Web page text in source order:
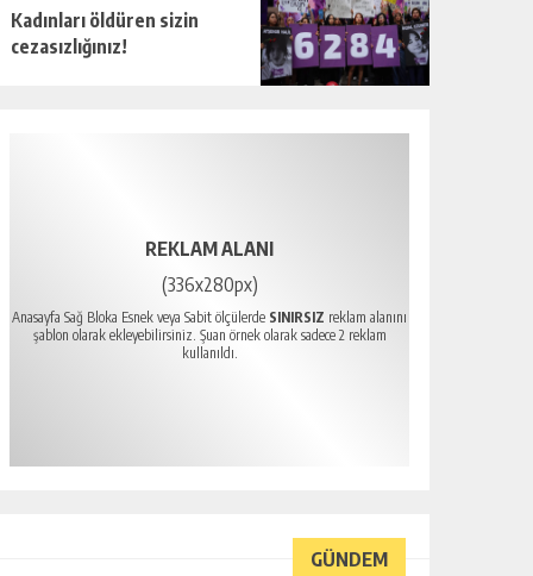
Kadınları öldüren sizin
cezasızlığınız!
REKLAM ALANI
(336x280px)
Anasayfa Sağ Bloka Esnek veya Sabit ölçülerde SINIRSIZ reklam alanını
şablon olarak ekleyebilirsiniz. Şuan örnek olarak sadece 2 reklam
kullanıldı.
GÜNDEM